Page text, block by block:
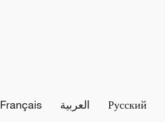
Français العربية Русский